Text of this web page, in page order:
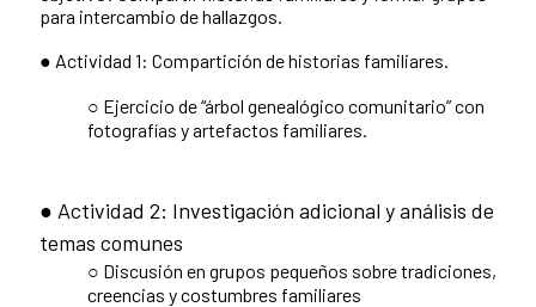
para intercambio de hallazgos.
● Actividad 1: Compartición de historias familiares.
○ Ejercicio de “árbol genealógico comunitario” con
fotografías y artefactos familiares.
● Actividad 2: Investigación adicional y análisis de
temas comunes
○ Discusión en grupos pequeños sobre tradiciones,
creencias y costumbres familiares